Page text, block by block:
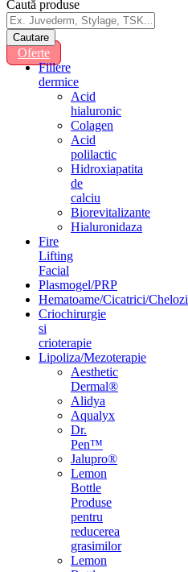
Caută produse
Oferte
Fillere
dermice
Acid
hialuronic
Colagen
Acid
polilactic
Hidroxiapatita
de
calciu
Biorevitalizante
Hialuronidaza
Fire
Lifting
Facial
Plasmogel/PRP
Hematoame/Cicatrici/Chelozi
Criochirurgie
si
crioterapie
Lipoliza/Mezoterapie
Aesthetic
Dermal®
Alidya
Aqualyx
Dr.
Pen™
Jalupro®
Lemon
Bottle
Produse
pentru
reducerea
grasimilor
Lemon